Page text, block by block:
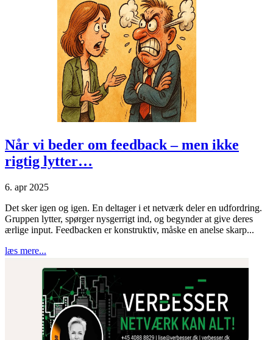
Når vi beder om feedback – men ikke
rigtig lytter…
6. apr 2025
Det sker igen og igen. En deltager i et netværk deler en udfordring.
Gruppen lytter, spørger nysgerrigt ind, og begynder at give deres
ærlige input. Feedbacken er konstruktiv, måske en anelse skarp...
læs mere...